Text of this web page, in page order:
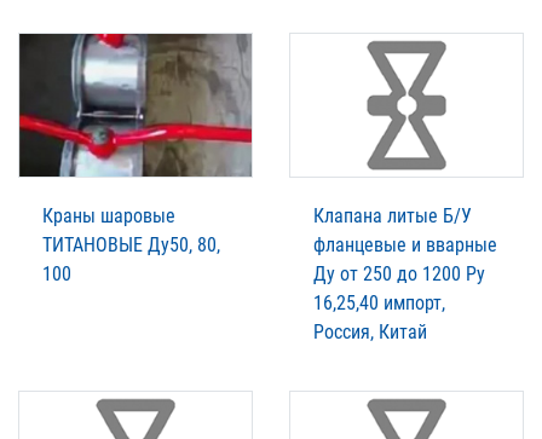
Краны шаровые
ТИТАНОВЫЕ Ду50, 80,
100
Клапана литые Б/У
фланцевые и вварные
Ду от 250 до 1200 Ру
16,25,40 импорт,
Россия, Китай